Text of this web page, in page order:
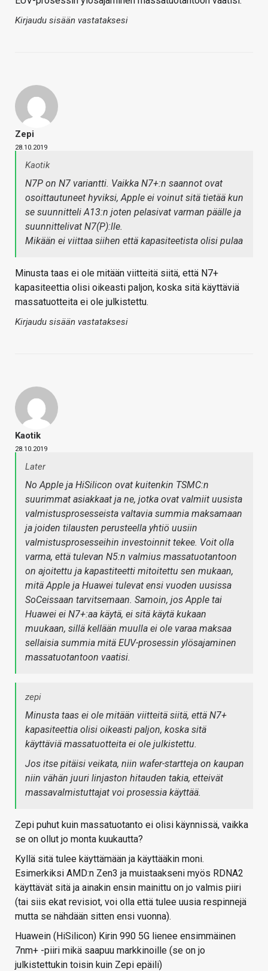
Kirjaudu sisään vastataksesi
Zepi
28.10.2019
Kaotik
N7P on N7 variantti. Vaikka N7+:n saannot ovat
osoittautuneet hyviksi, Apple ei voinut sitä tietää kun
se suunnitteli A13:n joten pelasivat varman päälle ja
suunnittelivat N7(P):lle.
Mikään ei viittaa siihen että kapasiteetista olisi pulaa
Minusta taas ei ole mitään viitteitä siitä, että N7+
kapasiteettia olisi oikeasti paljon, koska sitä käyttäviä
massatuotteita ei ole julkistettu.
Kirjaudu sisään vastataksesi
Kaotik
28.10.2019
Later
No Apple ja HiSilicon ovat kuitenkin TSMC:n
suurimmat asiakkaat ja ne, jotka ovat valmiit uusista
valmistusprosesseista valtavia summia maksamaan
ja joiden tilausten perusteella yhtiö uusiin
valmistusprosesseihin investoinnit tekee. Voit olla
varma, että tulevan N5:n valmius massatuotantoon
on ajoitettu ja kapastiteetti mitoitettu sen mukaan,
mitä Apple ja Huawei tulevat ensi vuoden uusissa
SoCeissaan tarvitsemaan. Samoin, jos Apple tai
Huawei ei N7+:aa käytä, ei sitä käytä kukaan
muukaan, sillä kellään muulla ei ole varaa maksaa
sellaisia summia mitä EUV-prosessin ylösajaminen
massatuotantoon vaatisi.
zepi
Minusta taas ei ole mitään viitteitä siitä, että N7+
kapasiteettia olisi oikeasti paljon, koska sitä
käyttäviä massatuotteita ei ole julkistettu.
Jos itse pitäisi veikata, niin wafer-startteja on kaupan
niin vähän juuri linjaston hitauden takia, etteivät
massavalmistuttajat voi prosessia käyttää.
Zepi puhut kuin massatuotanto ei olisi käynnissä, vaikka
se on ollut jo monta kuukautta?
Kyllä sitä tulee käyttämään ja käyttääkin moni.
Esimerkiksi AMD:n Zen3 ja muistaakseni myös RDNA2
käyttävät sitä ja ainakin ensin mainittu on jo valmis piiri
(tai siis ekat revisiot, voi olla että tulee uusia respinnejä
mutta se nähdään sitten ensi vuonna).
Huawein (HiSilicon) Kirin 990 5G lienee ensimmäinen
7nm+ -piiri mikä saapuu markkinoille (se on jo
julkistettukin toisin kuin Zepi epäili)